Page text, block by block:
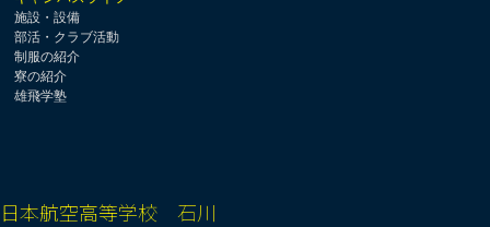
施設・設備
部活・クラブ活動
制服の紹介
寮の紹介
雄飛学塾
日本航空高等学校 石川